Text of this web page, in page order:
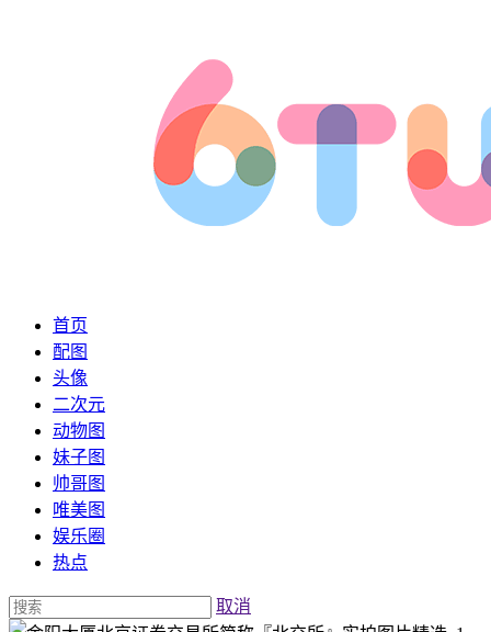
首页
配图
头像
二次元
动物图
妹子图
帅哥图
唯美图
娱乐圈
热点
取消